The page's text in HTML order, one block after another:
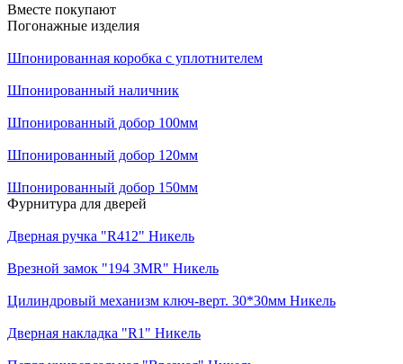
Вместе покупают
Погонажные изделия
Шпонированная коробка с уплотнителем
Шпонированный наличник
Шпонированный добор 100мм
Шпонированный добор 120мм
Шпонированный добор 150мм
Фурнитура для дверей
Дверная ручка "R412" Никель
Врезной замок "194 3MR" Никель
Цилиндровый механизм ключ-верт. 30*30мм Никель
Дверная накладка "R1" Никель